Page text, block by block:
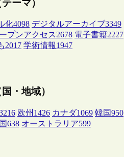
ーマ）
化4098 デジタルアーカイブ3349
プンアクセス2678 電子書籍2227
2017 学術情報1947
・地域）
欧州 1426 カナダ1069 韓国950
638 オーストラリア599